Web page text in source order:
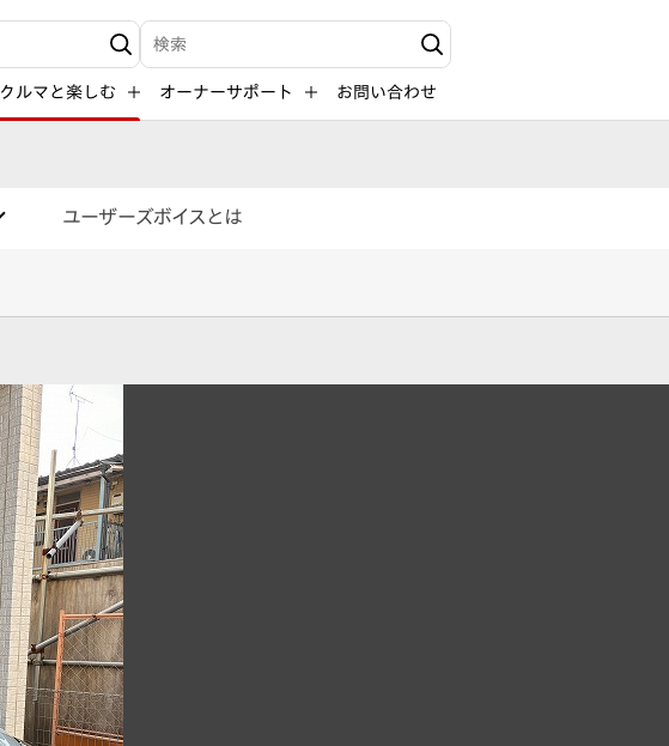
検索キーワード入力
クルマと楽しむ オーナーサポート お問い合わせ
ユーザーズボイスとは